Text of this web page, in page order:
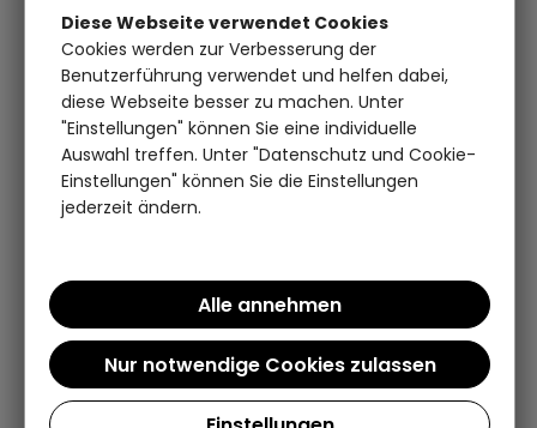
Diese Webseite verwendet Cookies
Cookies werden zur Verbesserung der
Benutzerführung verwendet und helfen dabei,
diese Webseite besser zu machen. Unter
"Einstellungen" können Sie eine individuelle
Auswahl treffen. Unter "Datenschutz und Cookie-
Einstellungen" können Sie die Einstellungen
jederzeit ändern.